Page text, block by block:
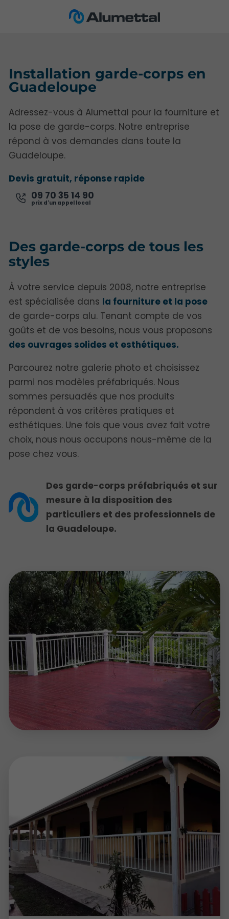
Installation garde-corps en
Guadeloupe
Adressez-vous à Alumettal pour la fourniture et
la pose de garde-corps. Notre entreprise
répond à vos demandes dans toute la
Guadeloupe.
Devis gratuit, réponse rapide
09 70 35 14 90
Des garde-corps de tous les
styles
À votre service depuis 2008, notre entreprise
est spécialisée dans la fourniture et la pose
de garde-corps alu. Tenant compte de vos
goûts et de vos besoins, nous vous proposons
des ouvrages solides et esthétiques.
Parcourez notre galerie photo et choisissez
parmi nos modèles préfabriqués. Nous
sommes persuadés que nos produits
répondent à vos critères pratiques et
esthétiques. Une fois que vous avez fait votre
choix, nous nous occupons nous-même de la
pose chez vous.
Des garde-corps préfabriqués et sur
mesure à la disposition des
particuliers et des professionnels de
la Guadeloupe.